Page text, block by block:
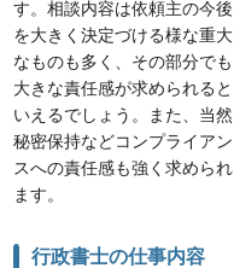
す。相談内容は依頼主の今後
を大きく決定づける様な重大
なものも多く、その部分でも
大きな責任感が求められると
いえるでしょう。また、当然
秘密保持などコンプライアン
スへの責任感も強く求められ
ます。
行政書士の仕事内容